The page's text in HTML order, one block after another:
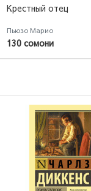
Крестный отец
Пьюзо Марио
130 сомони